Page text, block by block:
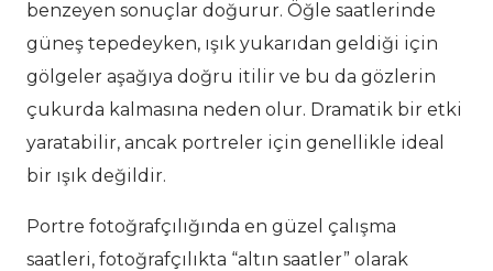
benzeyen sonuçlar doğurur. Öğle saatlerinde
güneş tepedeyken, ışık yukarıdan geldiği için
gölgeler aşağıya doğru itilir ve bu da gözlerin
çukurda kalmasına neden olur. Dramatik bir etki
yaratabilir, ancak portreler için genellikle ideal
bir ışık değildir.
Portre fotoğrafçılığında en güzel çalışma
saatleri, fotoğrafçılıkta “altın saatler” olarak